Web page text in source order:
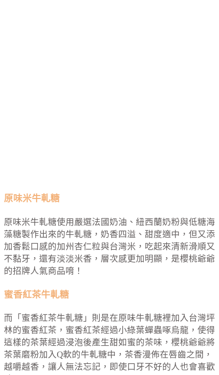
原味米牛軋糖
原味米牛軋糖使用嚴選法國奶油、紐西蘭奶粉與低糖海
藻糖製作出來的牛軋糖，奶香四溢、甜度適中，但又添
加香鬆口感的加州杏仁粒與台灣米，吃起來清新滑順又
不黏牙，還有淡淡米香，層次感更加明顯，是櫻桃爺爺
的招牌人氣商品唷！
蜜香紅茶牛軋糖
而「蜜香紅茶牛軋糖」則是在原味牛軋糖裡加入台灣坪
林的蜜香紅茶，蜜香紅茶經過小綠葉蟬蟲啄烏龍，使得
這樣的茶葉經過浸泡後產生甜如蜜的茶味，櫻桃爺爺將
茶葉磨粉加入Q軟的牛軋糖中，茶香漫佈在唇齒之間，
越嚼越香，讓人無法忘記，即使口牙不好的人也會喜歡